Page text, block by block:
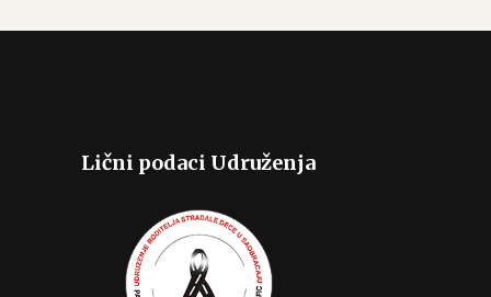
Lični podaci Udruženja